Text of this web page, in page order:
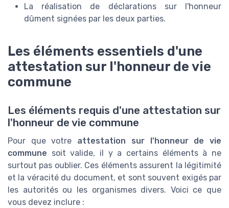
La réalisation de déclarations sur l'honneur
dûment signées par les deux parties.
Les éléments essentiels d'une
attestation sur l'honneur de vie
commune
Les éléments requis d'une attestation sur
l'honneur de vie commune
Pour que votre attestation sur l'honneur de vie
commune soit valide, il y a certains éléments à ne
surtout pas oublier. Ces éléments assurent la légitimité
et la véracité du document, et sont souvent exigés par
les autorités ou les organismes divers. Voici ce que
vous devez inclure :